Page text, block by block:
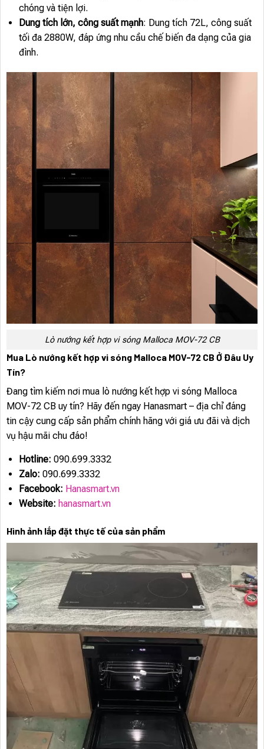
chóng và tiện lợi.
Dung tích lớn, công suất mạnh: Dung tích 72L, công suất
tối đa 2880W, đáp ứng nhu cầu chế biến đa dạng của gia
đình.
Lò nướng kết hợp vi sóng Malloca MOV-72 CB
Mua Lò nướng kết hợp vi sóng Malloca MOV-72 CB Ở Đâu Uy
Tín?
Đang tìm kiếm nơi mua lò nướng kết hợp vi sóng Malloca
MOV-72 CB uy tín? Hãy đến ngay Hanasmart – địa chỉ đáng
tin cậy cung cấp sản phẩm chính hãng với giá ưu đãi và dịch
vụ hậu mãi chu đáo!
Hotline: 090.699.3332
Zalo: 090.699.3332
Facebook: Hanasmart.vn
Website: hanasmart.vn
Hình ảnh lắp đặt thực tế của sản phẩm